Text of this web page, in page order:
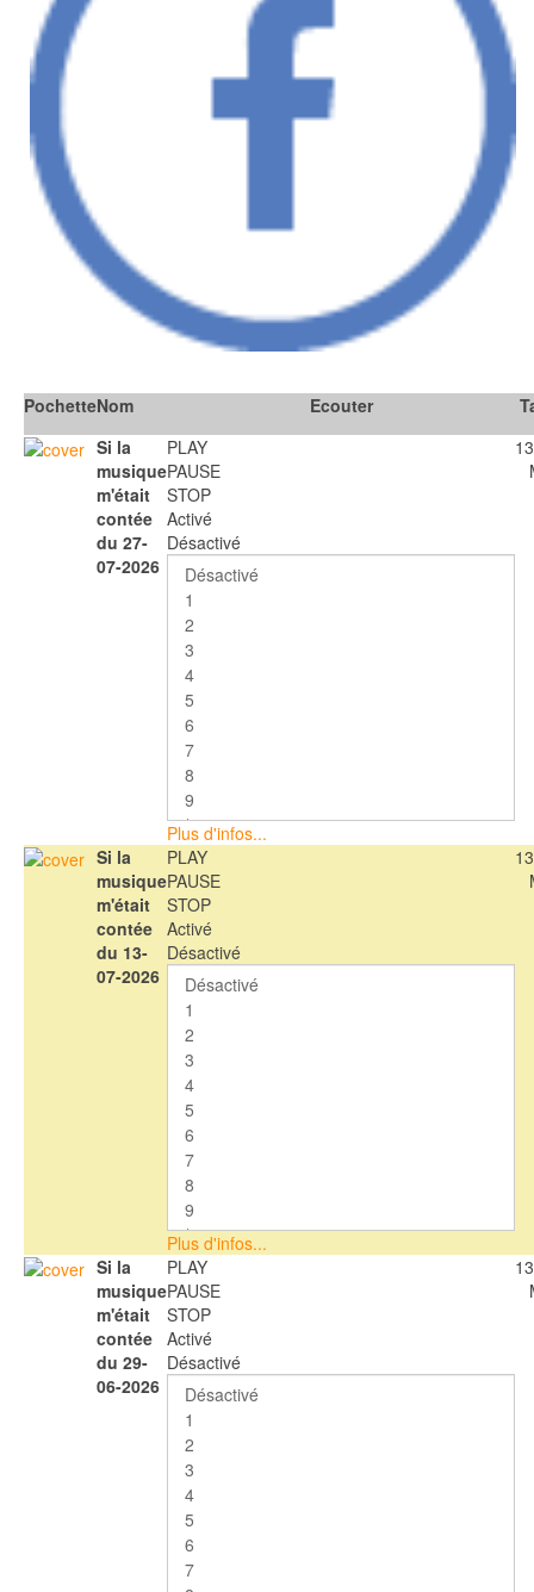
PochetteNom Ecouter
Si la
musique
m'était
contée
du 27-
07-2026
PLAY
PAUSE
STOP
Activé
Désactivé
Plus d'infos...
Si la
musique
m'était
contée
du 13-
07-2026
PLAY
PAUSE
STOP
Activé
Désactivé
Plus d'infos...
Si la
musique
m'était
contée
du 29-
06-2026
PLAY
PAUSE
STOP
Activé
Désactivé